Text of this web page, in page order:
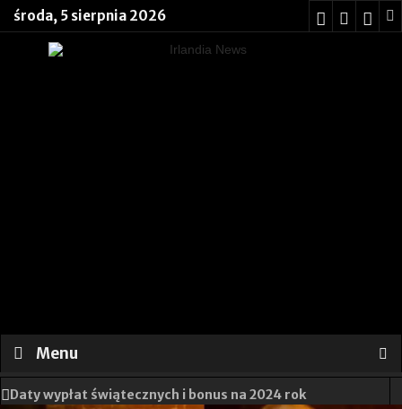
środa, 5 sierpnia 2026
Menu
Daty wypłat świątecznych i bonus na 2024 rok